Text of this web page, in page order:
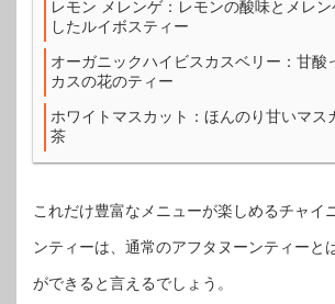
レモン メレンゲ：レモンの酸味とメレ
したルイボスティー
オーガニックハイビスカスベリー：甘酸
カスの花のティー
ホワイトマスカット：ほんのり甘いマス
茶
これだけ豊富なメニューが楽しめるチャイ
ンティーは、通常のアフタヌーンティーと
ができると言えるでしょう。